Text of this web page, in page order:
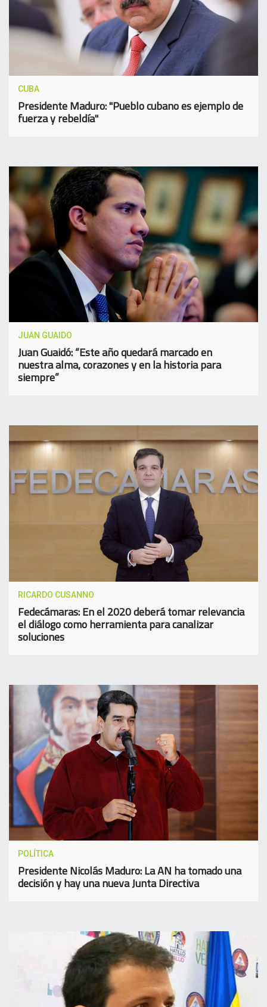
CUBA
Presidente Maduro: "Pueblo cubano es ejemplo de
fuerza y rebeldía"
JUAN GUAIDO
Juan Guaidó: “Este año quedará marcado en
nuestra alma, corazones y en la historia para
siempre”
RICARDO CUSANNO
Fedecámaras: En el 2020 deberá tomar relevancia
el diálogo como herramienta para canalizar
soluciones
POLÍTICA
Presidente Nicolás Maduro: La AN ha tomado una
decisión y hay una nueva Junta Directiva